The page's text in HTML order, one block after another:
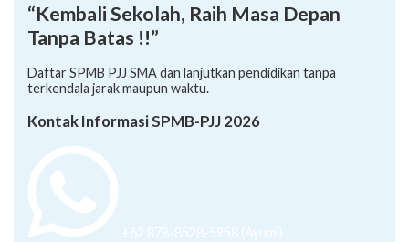
“Kembali Sekolah, Raih Masa Depan
Tanpa Batas !!”
Daftar SPMB PJJ SMA dan lanjutkan pendidikan tanpa
terkendala jarak maupun waktu.
Kontak Informasi SPMB-PJJ 2026
+62 878-8528-5958 (Ayumi)